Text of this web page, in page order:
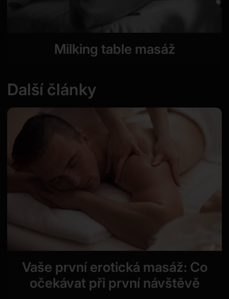
Milking table masáž
Další články
Vaše první erotická masáž: Co
očekávat při první návštěvě